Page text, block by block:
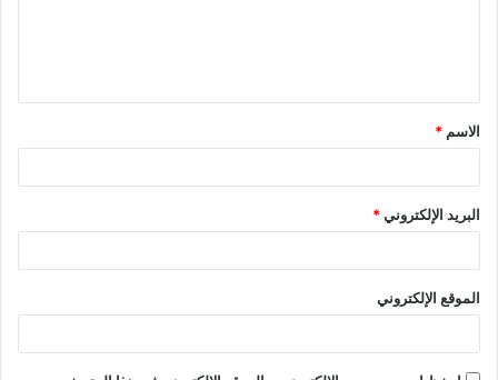
ق
*
الاسم *
البريد الإلكتروني*
الموقع الإلكتروني